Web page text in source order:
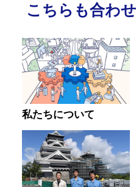
こちらも合わ
私たちについて